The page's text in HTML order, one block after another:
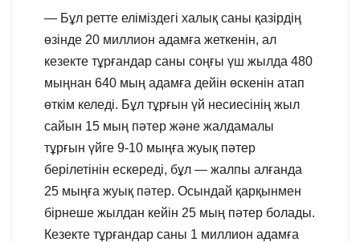
— Бұл ретте еліміздегі халық саны қазірдің
өзінде 20 миллион адамға жеткенін, ал
кезекте тұрғандар саны соңғы үш жылда 480
мыңнан 640 мың адамға дейін өскенін атап
өткім келеді. Бұл тұрғын үй несиесінің жыл
сайын 15 мың пәтер және жалдамалы
тұрғын үйге 9-10 мыңға жуық пәтер
берілетінін ескереді, бұл — жалпы алғанда
25 мыңға жуық пәтер. Осындай қарқынмен
бірнеше жылдан кейін 25 мың пәтер болады.
Кезекте тұрғандар саны 1 миллион адамға